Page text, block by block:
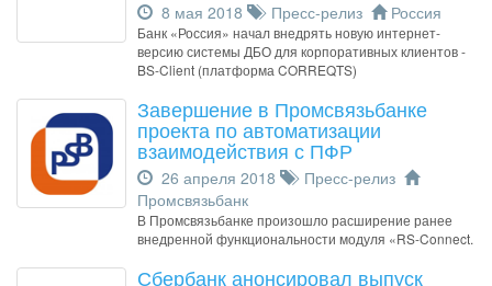
8 мая 2018 Пресс-релиз Россия
Банк «Россия» начал внедрять новую интернет-
версию системы ДБО для корпоративных клиентов -
BS-Client (платформа CORREQTS)
Завершение в Промсвязьбанке
проекта по автоматизации
взаимодействия с ПФР
26 апреля 2018
Пресс-релиз
Промсвязьбанк
В Промсвязьбанке произошло расширение ранее
внедренной функциональности модуля «RS-Connect.
Сбербанк анонсировал выпуск